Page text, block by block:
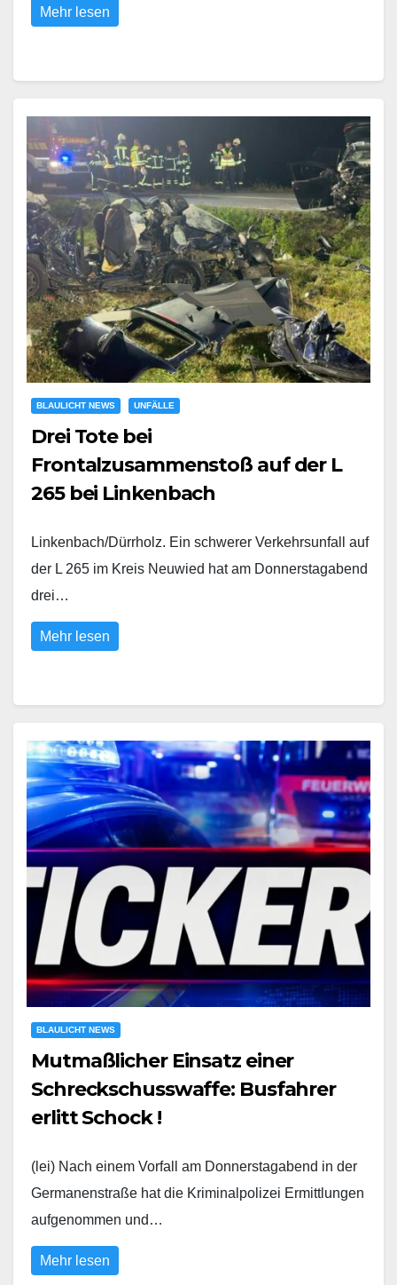
Mehr lesen
BLAULICHT NEWS UNFÄLLE
Drei Tote bei
Frontalzusammenstoß auf der L
265 bei Linkenbach
Linkenbach/Dürrholz. Ein schwerer Verkehrsunfall auf
der L 265 im Kreis Neuwied hat am Donnerstagabend
drei…
Mehr lesen
BLAULICHT NEWS
Mutmaßlicher Einsatz einer
Schreckschusswaffe: Busfahrer
erlitt Schock !
(lei) Nach einem Vorfall am Donnerstagabend in der
Germanenstraße hat die Kriminalpolizei Ermittlungen
aufgenommen und…
Mehr lesen